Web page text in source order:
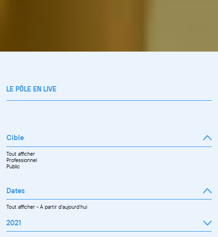
LE PÔLE EN LIVE
Cible
Tout afficher
Professionnel
Public
Dates
Tout afficher-À partir d'aujourd'hui
2021